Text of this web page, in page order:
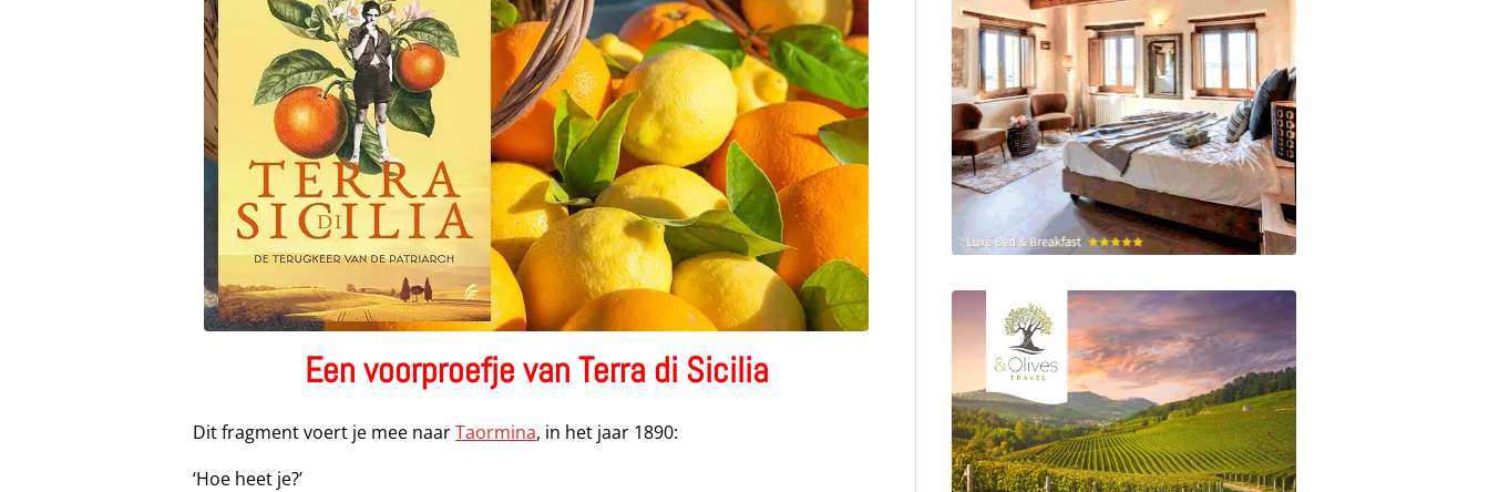
Een voorproefje van Terra di Sicilia
Dit fragment voert je mee naarTaormina, in het jaar 1890:
‘Hoe heet je?’